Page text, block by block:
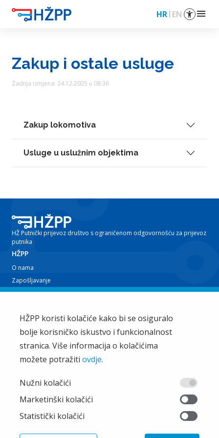
HR EN menu
Zakup i ostale usluge
Zadnja izmjena: 24.12.2025 u 08:36
Zakup lokomotiva
Usluge u uslužnim objektima
HŽ Putnički prijevoz društvo s ograničenom odgovornošću za prijevoz
putnika
HŽPP
O nama
Zapošljavanje
Planovi i izvještaji
Iz tvrtke
EU projekti
Train'n'Green
Vijesti
Ostalo
Oglašavanje
Pristup informacijama
Pravila privatnosti
HŽPP koristi kolačiće kako bi se osiguralo
bolje korisničko iskustvo i funkcionalnost
stranica. Više informacija o kolačićima
možete potražiti ovdje.
Nužni kolačići
Marketinški kolačići
Statistički kolačići